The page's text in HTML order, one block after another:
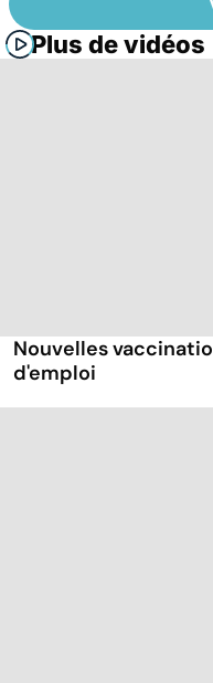
Plus de vidéos
Nouvelles
d'emploi